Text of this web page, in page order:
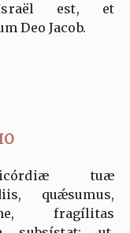
est, et
Deo Jacob.
tuæ
quǽsumus,
fragílitas